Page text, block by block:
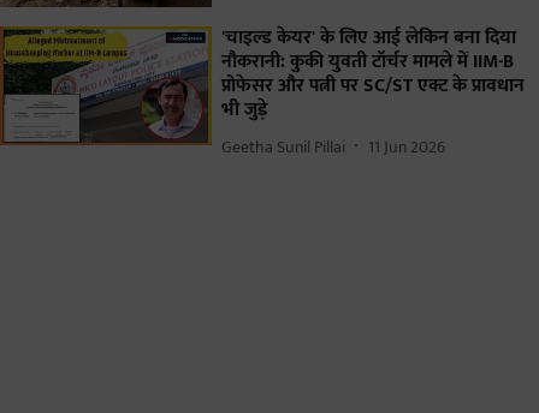
'चाइल्ड केयर' के लिए आई लेकिन बना दिया
नौकरानी: कुकी युवती टॉर्चर मामले में IIM-B
प्रोफेसर और पत्नी पर SC/ST एक्ट के प्रावधान
भी जुड़े
Geetha Sunil Pillai 11 Jun 2026